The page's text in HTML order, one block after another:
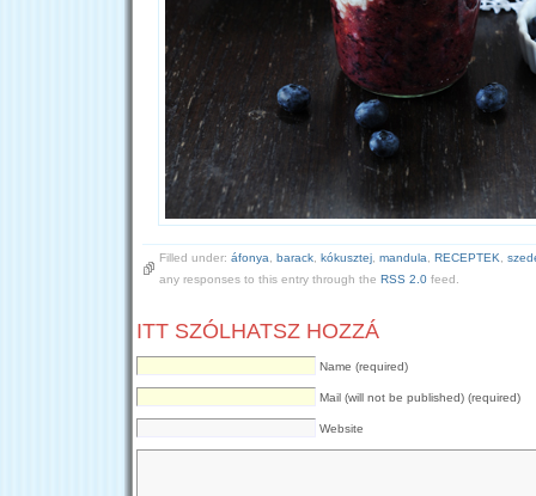
Filled under: áfonya barack kókusztej mandula RECEPTEK
any responses to this entry through the RSS 2.0 feed.
ITT SZÓLHATSZ HOZZÁ
Name (required)
Mail (will not be published) (required)
Website